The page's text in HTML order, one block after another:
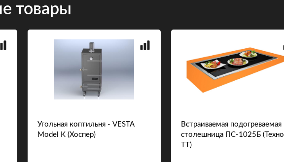
товары
Угольная коптильня - VESTA
Model K (Хоспер)
Встраиваемая подогреваемая
столешница ПС-1025Б (Техно
ТТ)